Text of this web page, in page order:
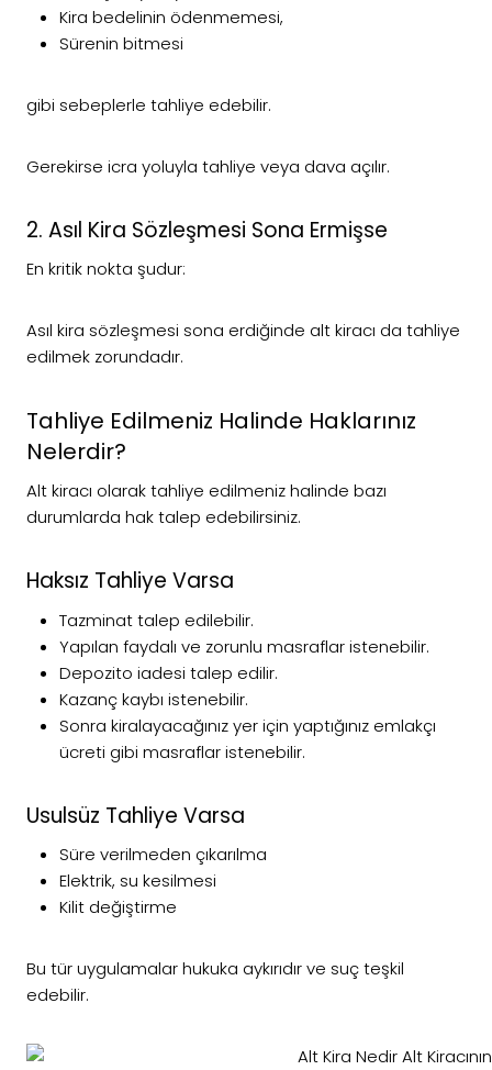
Kira bedelinin ödenmemesi,
Sürenin bitmesi
gibi sebeplerle tahliye edebilir.
Gerekirse icra yoluyla tahliye veya dava açılır.
2. Asıl Kira Sözleşmesi Sona Ermişse
En kritik nokta şudur:
Asıl kira sözleşmesi sona erdiğinde alt kiracı da tahliye
edilmek zorundadır.
Tahliye Edilmeniz Halinde Haklarınız
Nelerdir?
Alt kiracı olarak tahliye edilmeniz halinde bazı
durumlarda hak talep edebilirsiniz.
Haksız Tahliye Varsa
Tazminat talep edilebilir.
Yapılan faydalı ve zorunlu masraflar istenebilir.
Depozito iadesi talep edilir.
Kazanç kaybı istenebilir.
Sonra kiralayacağınız yer için yaptığınız emlakçı
ücreti gibi masraflar istenebilir.
Usulsüz Tahliye Varsa
Süre verilmeden çıkarılma
Elektrik, su kesilmesi
Kilit değiştirme
Bu tür uygulamalar hukuka aykırıdır ve suç teşkil
edebilir.